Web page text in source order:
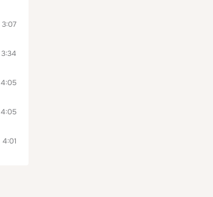
3:07
3:34
4:05
4:05
4:01